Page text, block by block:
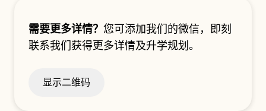
需要更多详情？ 您可添加我们的微信，即刻
联系我们获得更多详情及升学规划。
显示二维码